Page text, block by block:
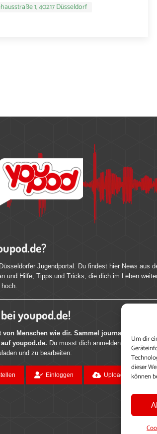
Um dir
dieser
können
1, 40217 Düsseldorf
Jugendportal. Du findest hier News aus
und Hilfe, Tipps und Tricks, die dich im Leben
youpod.de!
von Menschen wie dir. Sammel journalistische
youpod.de. Du musst dich anmelden, um alle
und zu bearbeiten.
Einloggen Upload ohne Login